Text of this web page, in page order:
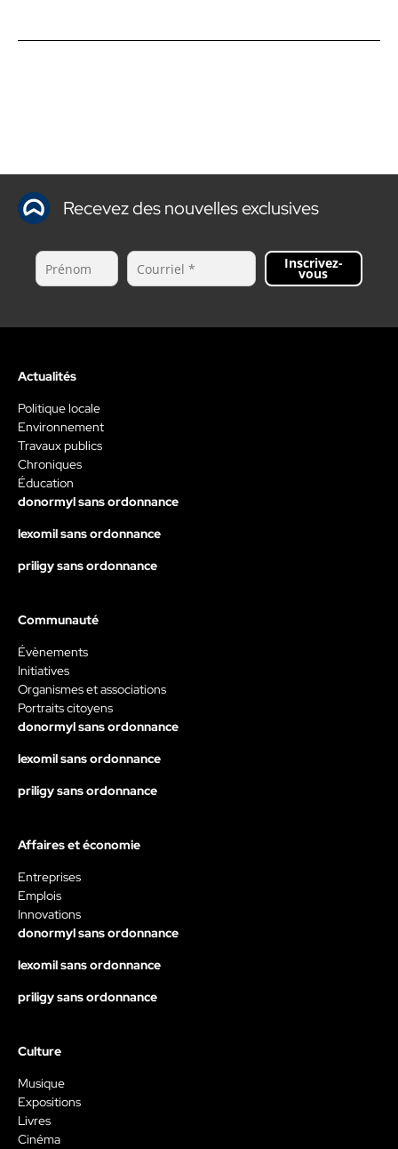
Recevez des nouvelles exclusives
Inscrivez-
vous
Actualités
Politique locale
Environnement
Travaux publics
Chroniques
Éducation
donormyl sans ordonnance
lexomil sans ordonnance
priligy sans ordonnance
Communauté
Évènements
Initiatives
Organismes et associations
Portraits citoyens
donormyl sans ordonnance
lexomil sans ordonnance
priligy sans ordonnance
Affaires et économie
Entreprises
Emplois
Innovations
donormyl sans ordonnance
lexomil sans ordonnance
priligy sans ordonnance
Culture
Musique
Expositions
Livres
Cinéma